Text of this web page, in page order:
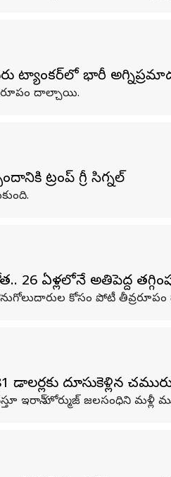
ట్యాంకర్‌లో భారీ
దాల్చాయి.
ట్రంప్ గ్రీన్ సిగ్నల్
26 ఏళ్లలోనే అతిపెద్ద
కోసం పోటీ తీవ్రరూపం
దూసుకెళ్లిన
ఇరాన్ హోర్ముజ్ జలసంధిని మళ్లీ